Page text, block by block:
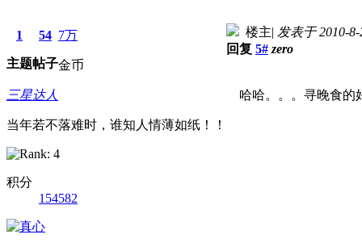
1
主题
54
帖子
7万
金币
三星达人
当年若不落难时，谁知人情薄如纸！！
积分
154582
楼主| 发表于 2010-8-
回复 5# zero
哈哈。。。寻晚食的